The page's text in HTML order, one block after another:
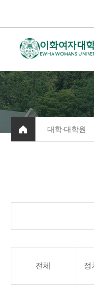
이화여자대
EWHA WOMANS
대학·대학원
전체 정